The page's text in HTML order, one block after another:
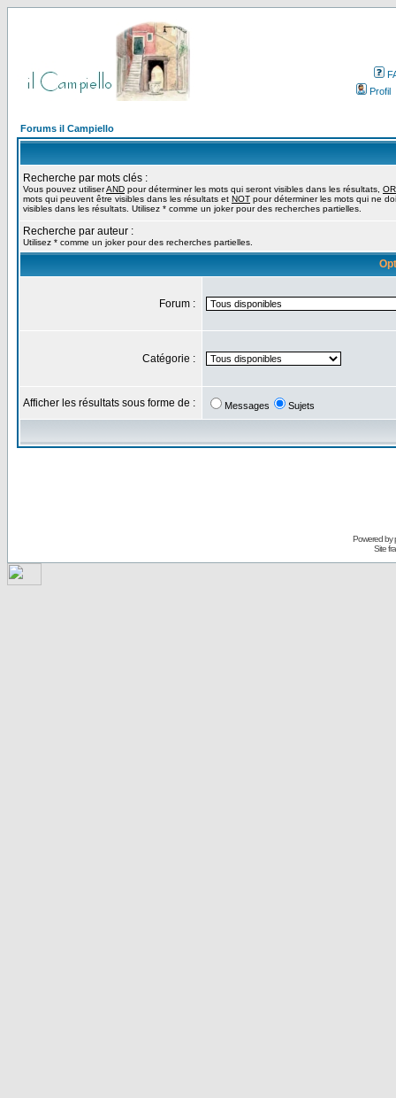
Profil
Forums il Campiello
Recherche par mots clés :
Vous pouvez utiliserAND pour déterminer les mots qui seront visibles dans les résultats, OR
mots qui peuvent être visibles dans les résultats et NOT pour déterminer les mots qui ne
visibles dans les résultats. Utilisez * comme un joker pour des recherches partielles.
Recherche par auteur :
Utilisez * comme un joker pour des recherches partielles.
Forum :
Catégorie :
Afficher les résultats sous forme de : Messages Sujets
Powered by
Site